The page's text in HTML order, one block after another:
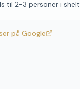
til 2-3 personer i
på Google